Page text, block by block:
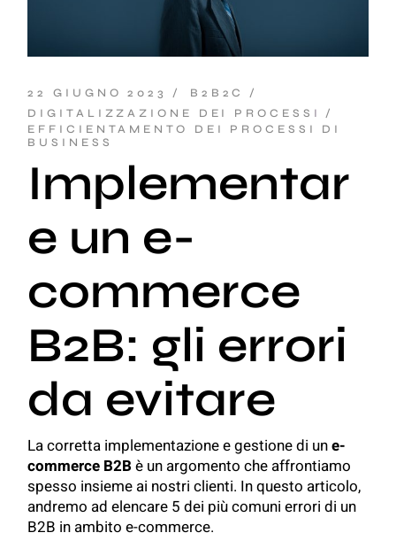
22 GIUGNO 2023
B2B2C
DIGITALIZZAZIONE DEI PROCESSI
EFFICIENTAMENTO DEI PROCESSI DI
BUSINESS
Implementar
e un e-
commerce
B2B: gli errori
da evitare
La corretta implementazione e gestione di une-
commerce B2B è un argomento che affrontiamo
spesso insieme ai nostri clienti. In questo articolo,
andremo ad elencare 5 dei più comuni errori di un
B2B in ambito e-commerce.